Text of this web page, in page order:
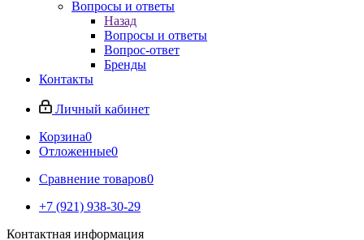
Вопросы и ответы
Назад
Вопросы и ответы
Вопрос-ответ
Бренды
Контакты
Личный кабинет
Корзина0
Отложенные0
Сравнение товаров0
+7 (921) 938-30-29
Контактная информация